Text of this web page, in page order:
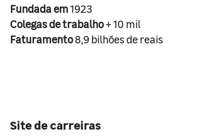
Fundada em1923
Colegas de trabalho+ 10 mil
Faturamento8,9 bilhões de reais
Site de carreiras